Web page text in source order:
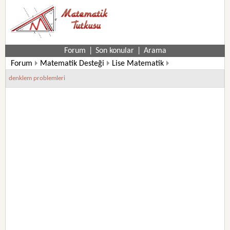
Forum Son konular
Arama
Forum
Matematik Desteği
Lise Matematik
9. Sınıf Matematik Soruları
denklem problemleri